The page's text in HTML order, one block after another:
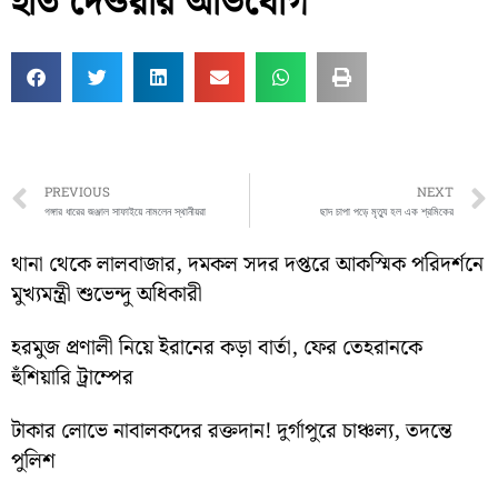
Prev
PREVIOUS
গঙ্গার ধারের জঞ্জাল সাফাইয়ে নামলেন স্থানীয়রা
NEXT
ছাদ চাপা পড়ে মৃত্যু হল এক শ্রমিকের
থানা থেকে লালবাজার, দমকল সদর দপ্তরে আকস্মিক পরিদর্শনে
মুখ্যমন্ত্রী শুভেন্দু অধিকারী
হরমুজ প্রণালী নিয়ে ইরানের কড়া বার্তা, ফের তেহরানকে
হুঁশিয়ারি ট্রাম্পের
টাকার লোভে নাবালকদের রক্তদান! দুর্গাপুরে চাঞ্চল্য, তদন্তে
পুলিশ